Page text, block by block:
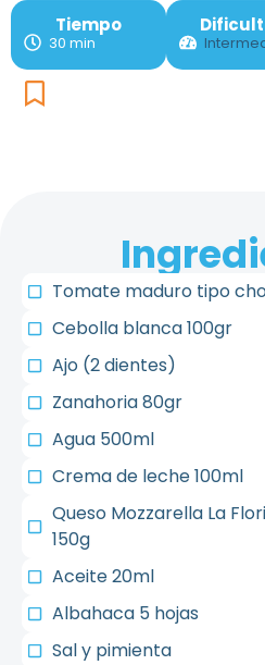
Tiempo
30 min
Tomate maduro tipo
Cebolla blanca 100gr
Ajo (2 dientes)
Zanahoria 80gr
Agua 500ml
Crema de leche 100ml
Queso Mozzarella La
150g
Aceite 20ml
Albahaca 5 hojas
Sal y pimienta